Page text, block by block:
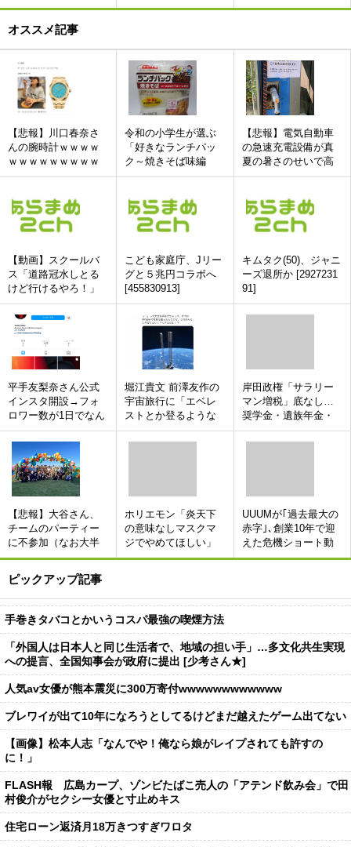
～」ランキング
温異常のエラーが出
w
オススメ記事
【悲報】川口春奈さ
んの腕時計ｗｗｗｗ
ｗｗｗｗｗｗｗｗｗ
令和の小学生が選ぶ
「好きなランチパッ
ク～焼きそば味編
～」ランキング
【悲報】電気自動車
の急速充電設備が真
夏の暑さのせいで高
温異常のエラーが出
wwwwwwwwwwwwww
w
【動画】スクールバ
ス「道路冠水しとる
けど行けるやろ！」
→15人死亡
こども家庭庁、Jリー
グと５兆円コラボへ
[455830913]
キムタク(50)、ジャニ
ーズ退所か [2927231
91]
平手友梨奈さん公式
インスタ開設→フォ
ロワー数が1日でなん
と！なんと…！
堀江貴文 前澤友作の
宇宙旅行に「エベレ
ストとか登るような
もんでしょ 金さえ
払えば誰でも行ける
岸田政権「サラリー
マン増税」底なし…
奨学金・遺族年金・
失業等給付もリスト
アップ [156193805]
【悲報】大谷さん、
チームのパーティー
に不参加（なお大半
の選手が参加した模
様）
ホリエモン「炎天下
の意味なしマスクマ
ジでやめてほしい」
[837857943]
UUUMが｢過去最大の
赤字｣､創業10年で迎
えた危機ショート動
画拡大が逆風に､決死
ピックアップ記事
手巻きタバコとかいうコスパ最強の喫煙方法
「外国人は日本人と同じ生活者で、地域の担い手」…多文化共生実現
への提言、全国知事会が政府に提出 [少考さん★]
人気av女優が熊本震災に300万寄付wwwwwwwwwwww
ブレワイが出て10年になろうとしてるけどまだ越えたゲーム出てない
【画像】松本人志「なんでや！俺なら娘がレイプされても許すの
に！」
FLASH報 広島カープ、ゾンビたばこ売人の「アテンド飲み会」で田
村俊介がセクシー女優と寸止めキス
住宅ローン返済月18万きつすぎワロタ